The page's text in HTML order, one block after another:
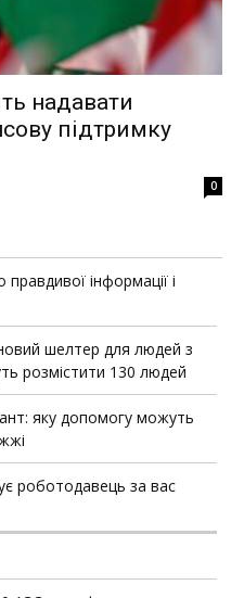
надавати
підтримку
0
інформації і
шелтер для людей з
розмістити 130 людей
яку допомогу можуть
роботодавець за вас